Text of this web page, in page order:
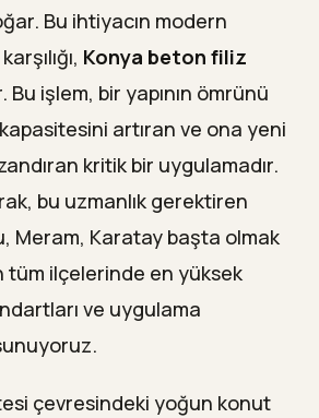
Bu ihtiyacın modern
Konya beton filiz
Bu işlem, bir yapının ömrünü
artıran ve ona yeni
kritik bir uygulamadır.
bu uzmanlık gerektiren
Meram, Karatay başta olmak
tüm ilçelerinde en yüksek
ve uygulama
çevresindeki yoğun konut